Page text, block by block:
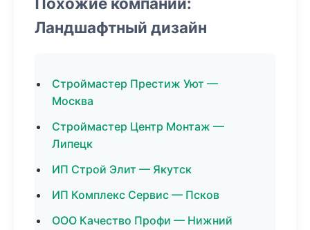
Ландшафтный дизайн
Строймастер Престиж Уют —
Москва
Строймастер Центр Монтаж —
Липецк
ИП Строй Элит — Якутск
ИП Комплекс Сервис — Псков
ООО Качество Профи — Нижний